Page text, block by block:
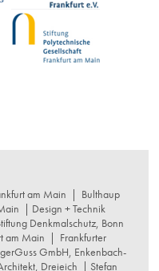
am Main | Bulthaup
| Design + Technik
Denkmalschutz, Bonn
am Main | Frankfurter
GmbH, Enkenbach-
Dreieich | Stefan